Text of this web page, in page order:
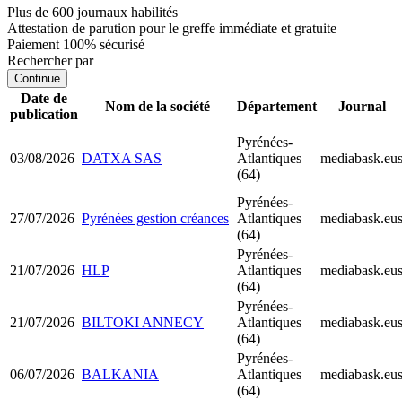
Plus de 600 journaux habilités
Attestation de parution pour le greffe immédiate et gratuite
Paiement 100% sécurisé
Rechercher par
Continue
Date de
publication
Nom de la société Département Journal
03/08/2026 DATXA SAS
Pyrénées-
Atlantiques
(64)
mediabask.eus
27/07/2026 Pyrénées gestion créances
Pyrénées-
Atlantiques
(64)
mediabask.eus
21/07/2026 HLP
Pyrénées-
Atlantiques
(64)
mediabask.eus
21/07/2026 BILTOKI ANNECY
Pyrénées-
Atlantiques
(64)
mediabask.eus
06/07/2026 BALKANIA
Pyrénées-
Atlantiques
(64)
mediabask.eus